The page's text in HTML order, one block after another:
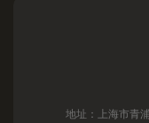
地址：上海市青